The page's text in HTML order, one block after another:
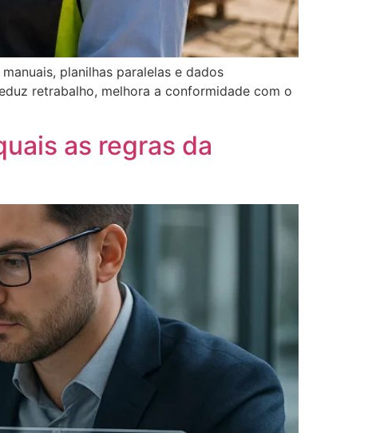
planilhas paralelas e dados
retrabalho, melhora a conformidade com o
as regras da